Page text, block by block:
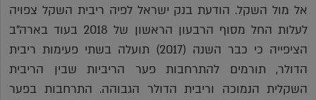
אל מול השקל. הודעת בנק ישראל לפיה ריבית השקל צפויה
לעלות החל מסוף הרבעון הראשון של 2018 בעוד בארה"ב
הציפייה כי כבר השנה (2017) תועלה בשתי פעימות ריבית
הדולר, תורמים להתרחבות פער הריביות שבין הריבית
השקלית הנמוכה וריבית הדולר הגבוהה. התרחבות בפער